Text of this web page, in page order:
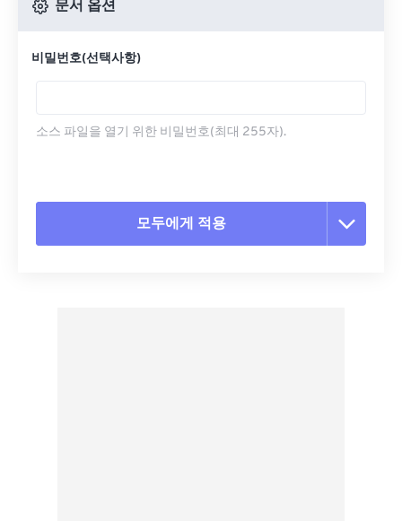
문서 옵션
비밀번호(선택사항)
소스 파일을 열기 위한 비밀번호(최대 255자).
모두에게 적용